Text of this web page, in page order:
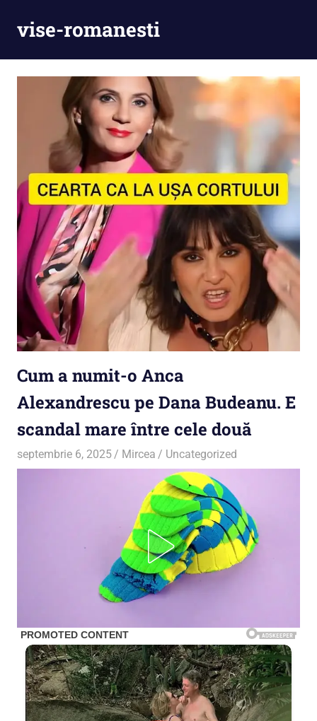
vise-romanesti
Cum a numit-o Anca
Alexandrescu pe Dana Budeanu. E
scandal mare între cele două
septembrie 6, 2025 Mircea Uncategorized